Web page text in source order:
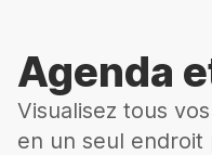
Agenda
Visualisez tous
en un seul